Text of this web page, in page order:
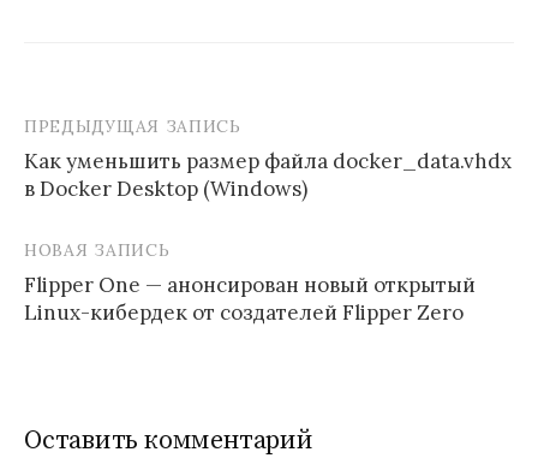
Навигация
по
ПРЕДЫДУЩАЯ ЗАПИСЬ
Как уменьшить размер файла docker_data.vhdx
в Docker Desktop (Windows)
НОВАЯ ЗАПИСЬ
Flipper One — анонсирован новый открытый
Linux-кибердек от создателей Flipper Zero
Оставить комментарий